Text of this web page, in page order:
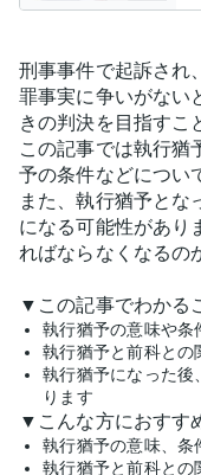
刑事事件で起訴され
罪事実に争いがない
きの判決を目指すこ
この記事では執行猶
予の条件などについ
また、執行猶予とな
になる可能性があり
ればならなくなるの
▼この記事でわかる
執行猶予の意味や条
執行猶予と前科との
執行猶予になった後
ります
▼こんな方におすす
執行猶予の意味、条
執行猶予と前科との